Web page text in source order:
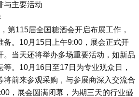
与主要活动
第115届全国糖酒会开启布展工作，
备。10月15日上午9:00，展会正式开
。当天还将举办多场重要活动，如新品
。10月16日至17日为专业观众日，
将前来参观采购，与参展商深入交流合
，展会圆满闭幕，为期三天的行业盛